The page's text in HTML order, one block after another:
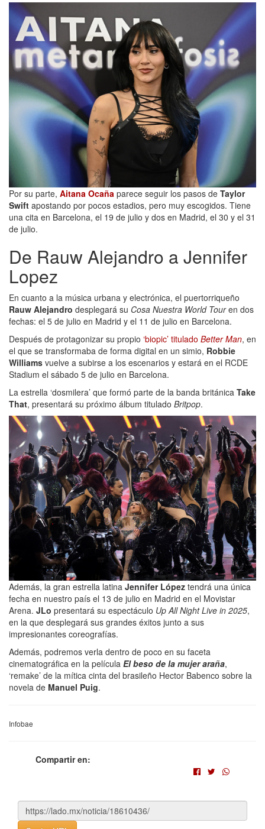
Por su parte, Aitana Ocaña parece seguir los pasos de Taylor
Swift apostando por pocos estadios, pero muy escogidos. Tiene
una cita en Barcelona, el 19 de julio y dos en Madrid, el 30 y el 31
de julio.
De Rauw Alejandro a Jennifer
Lopez
En cuanto a la música urbana y electrónica, el puertorriqueño
Rauw Alejandro desplegará su Cosa Nuestra World Touren dos
fechas: el 5 de julio en Madrid y el 11 de julio en Barcelona.
Después de protagonizar su propio ‘biopic’ titulado Better Man, en
el que se transformaba de forma digital en un simio, Robbie
Williams vuelve a subirse a los escenarios y estará en el RCDE
Stadium el sábado 5 de julio en Barcelona.
La estrella ‘dosmilera’ que formó parte de la banda británica Take
That, presentará su próximo álbum titulado Britpop.
Además, la gran estrella latina Jennifer López tendrá una única
fecha en nuestro país el 13 de julio en Madrid en el Movistar
Arena. JLo presentará su espectáculo Up All Night Live in 2025,
en la que desplegará sus grandes éxitos junto a sus
impresionantes coreografías.
Además, podremos verla dentro de poco en su faceta
cinematográfica en la película El beso de la mujer araña,
‘remake’ de la mítica cinta del brasileño Hector Babenco sobre la
novela de Manuel Puig.
Infobae
Compartir en: